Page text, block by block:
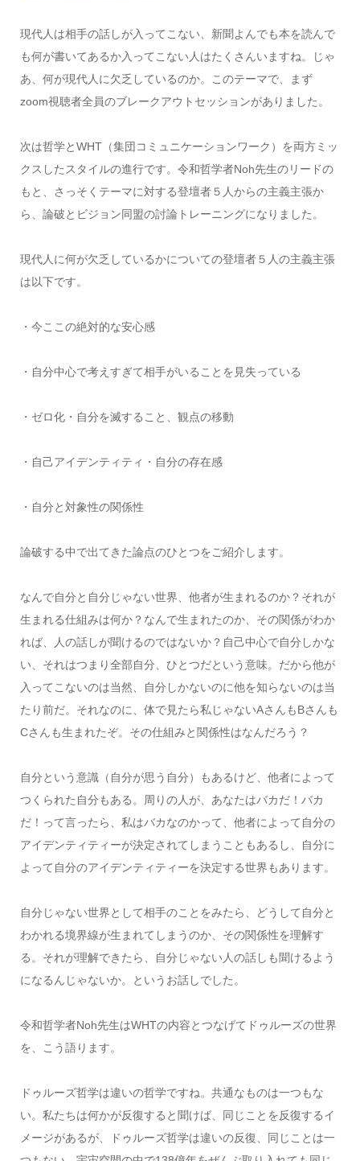
現代人は相手の話しが入ってこない、新聞よんでも本を読んで
も何が書いてあるか入ってこない人はたくさんいますね。じゃ
あ、何が現代人に欠乏しているのか。このテーマで、まず
zoom視聴者全員のブレークアウトセッションがありました。
次は哲学とWHT（集団コミュニケーションワーク）を両方ミッ
クスしたスタイルの進行です。令和哲学者Noh先生のリードの
もと、さっそくテーマに対する登壇者５人からの主義主張か
ら、論破とビジョン同盟の討論トレーニングになりました。
現代人に何が欠乏しているかについての登壇者５人の主義主張
は以下です。
・今ここの絶対的な安心感
・自分中心で考えすぎて相手がいることを見失っている
・ゼロ化・自分を滅すること、観点の移動
・自己アイデンティティ・自分の存在感
・自分と対象性の関係性
論破する中で出てきた論点のひとつをご紹介します。
なんで自分と自分じゃない世界、他者が生まれるのか？それが
生まれる仕組みは何か？なんで生まれたのか、その関係がわか
れば、人の話しが聞けるのではないか？自己中心で自分しかな
い、それはつまり全部自分、ひとつだという意味。だから他が
入ってこないのは当然、自分しかないのに他を知らないのは当
たり前だ。それなのに、体で見たら私じゃないAさんもBさんも
Cさんも生まれたぞ。その仕組みと関係性はなんだろう？
自分という意識（自分が思う自分）もあるけど、他者によって
つくられた自分もある。周りの人が、あなたはバカだ！バカ
だ！って言ったら、私はバカなのかって、他者によって自分の
アイデンティティーが決定されてしまうこともあるし、自分に
よって自分のアイデンティティーを決定する世界もあります。
自分じゃない世界として相手のことをみたら、どうして自分と
わかれる境界線が生まれてしまうのか、その関係性を理解す
る。それが理解できたら、自分じゃない人の話しも聞けるよう
になるんじゃないか。というお話しでした。
令和哲学者Noh先生はWHTの内容とつなげてドゥルーズの世界
を、こう語ります。
ドゥルーズ哲学は違いの哲学ですね。共通なものは一つもな
い。私たちは何かが反復すると聞けば、同じことを反復するイ
メージがあるが、ドゥルーズ哲学は違いの反復、同じことは一